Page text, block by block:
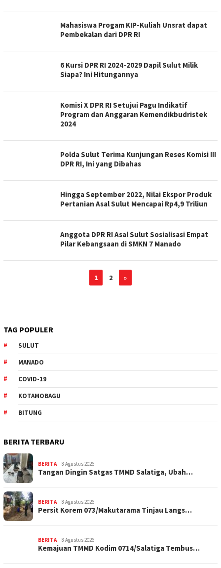
Mahasiswa Progam KIP-Kuliah Unsrat dapat
Pembekalan dari DPR RI
6 Kursi DPR RI 2024-2029 Dapil Sulut Milik
Siapa? Ini Hitungannya
Komisi X DPR RI Setujui Pagu Indikatif
Program dan Anggaran Kemendikbudristek
2024
Polda Sulut Terima Kunjungan Reses Komisi III
DPR RI, Ini yang Dibahas
Hingga September 2022, Nilai Ekspor Produk
Pertanian Asal Sulut Mencapai Rp4,9 Triliun
Anggota DPR RI Asal Sulut Sosialisasi Empat
Pilar Kebangsaan di SMKN 7 Manado
1 2 »
TAG POPULER
SULUT
MANADO
COVID-19
KOTAMOBAGU
BITUNG
BERITA TERBARU
BERITA 8 Agustus 2026
Tangan Dingin Satgas TMMD Salatiga, Ubah…
BERITA 8 Agustus 2026
Persit Korem 073/Makutarama Tinjau Langs…
BERITA 8 Agustus 2026
Kemajuan TMMD Kodim 0714/Salatiga Tembus…